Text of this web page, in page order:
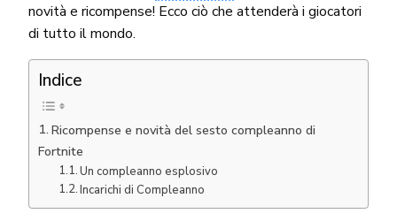
novità e ricompense! Ecco ciò che attenderà i giocatori
di tutto il mondo.
Indice
Ricompense e novità del sesto compleanno di
Fortnite
Un compleanno esplosivo
Incarichi di Compleanno